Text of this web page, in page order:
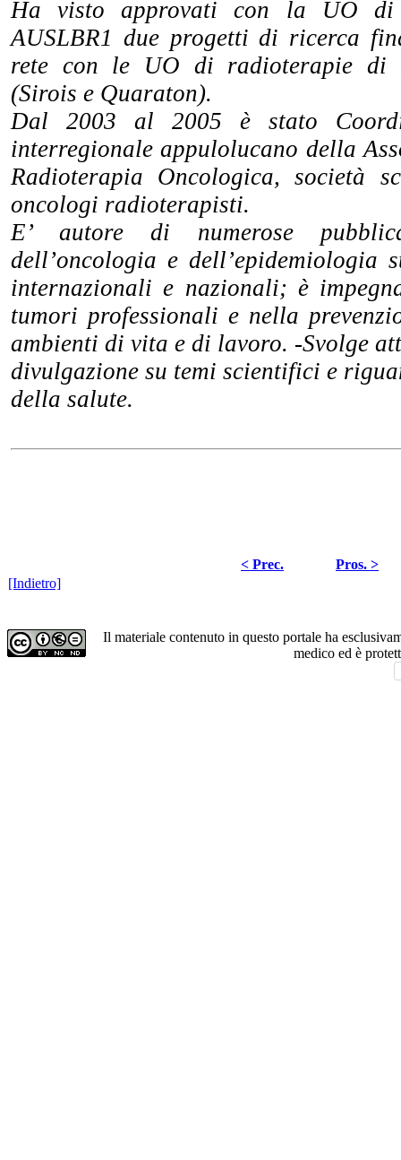
Ha visto approvati con la UO di
AUSLBR1 due progetti di ricerca
rete con le UO di radioterapie di
(Sirois e Quaraton).
Dal 2003 al 2005 è stato
interregionale appulolucano della
Radioterapia Oncologica, società
oncologi radioterapisti.
E’ autore di numerose
dell’oncologia e dell’epidemiologia
internazionali e nazionali; è
tumori professionali e nella
ambienti di vita e di lavoro. -Svolge
divulgazione su temi scientifici e
della salute.
< Prec.
Pros. >
[Indietro]
Il materiale contenuto in questo portale ha
medico ed è